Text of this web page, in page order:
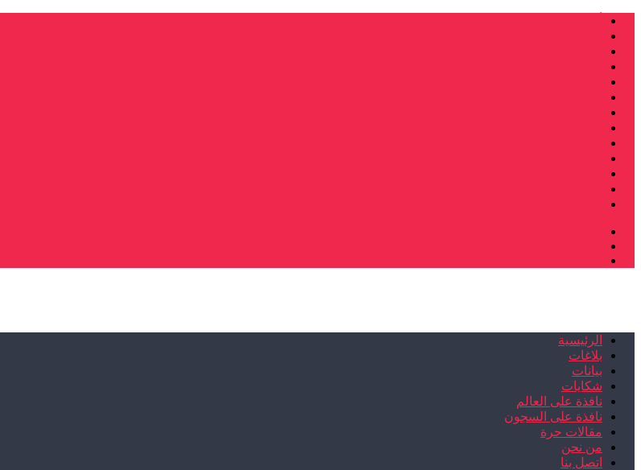
الرئيسية
بلاغات
بيانات
شكايات
نافذة على العالم
نافذة على السجون
مقالات حرة
من نحن
اتصل بنا